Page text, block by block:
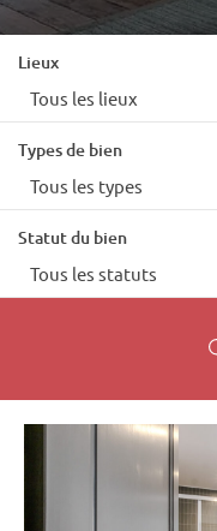
Lieux
Tous les lieux
Types de bien
Tous les types
Statut du bien
Tous les statuts